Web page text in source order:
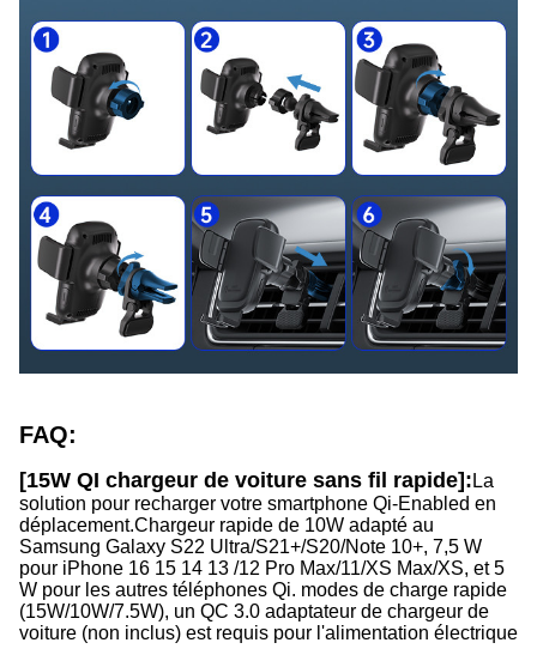
FAQ:
[15W QI chargeur de voiture sans fil rapide]: La
solution pour recharger votre smartphone Qi-Enabled en
déplacement.Chargeur rapide de 10W adapté au
Samsung Galaxy S22 Ultra/S21+/S20/Note 10+, 7,5 W
pour iPhone 16 15 14 13 /12 Pro Max/11/XS Max/XS, et 5
W pour les autres téléphones Qi. modes de charge rapide
(15W/10W/7.5W), un QC 3.0 adaptateur de chargeur de
voiture (non inclus) est requis pour l'alimentation électrique